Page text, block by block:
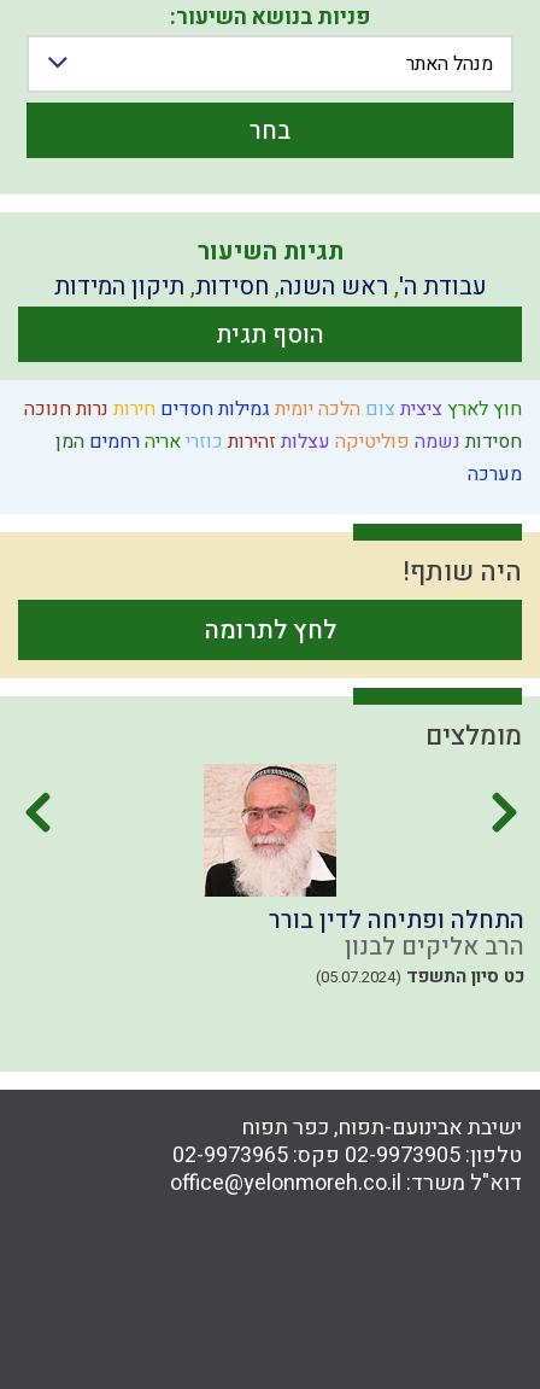
חוץ לארץ ציצית צום הלכה יומית גמילות חסדים חירותנרות חנוכה
חסידותנשמה פוליטיקה עצלות זהירות כוזריאריהרחמים המן
מערכה
היה שותף!
לחץ לתרומה
פניות בנושא השיעור:
מנהל האתר
בחר
תגיות השיעור
עבודת ה', ראש השנה, חסידות, תיקון המידות
הוסף תגית
מומלצים
התחלה ופתיחה לדין בורר
הרב אליקים לבנון
כט סיון התשפד (05.07.2024)
ישיבת אבינועם-תפוח, כפר תפוח
טלפון:02-9973905 פקס:02-9973965
דוא"ל משרד: office@yelonmoreh.co.il